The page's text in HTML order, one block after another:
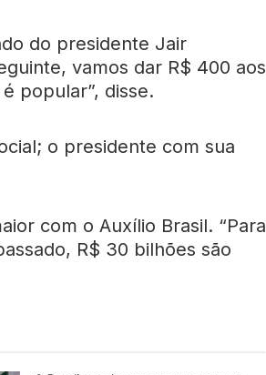
do presidente Jair
vamos dar R$ 400 aos
popular”, disse.
o presidente com sua
com o Auxílio Brasil. “Para
R$ 30 bilhões são